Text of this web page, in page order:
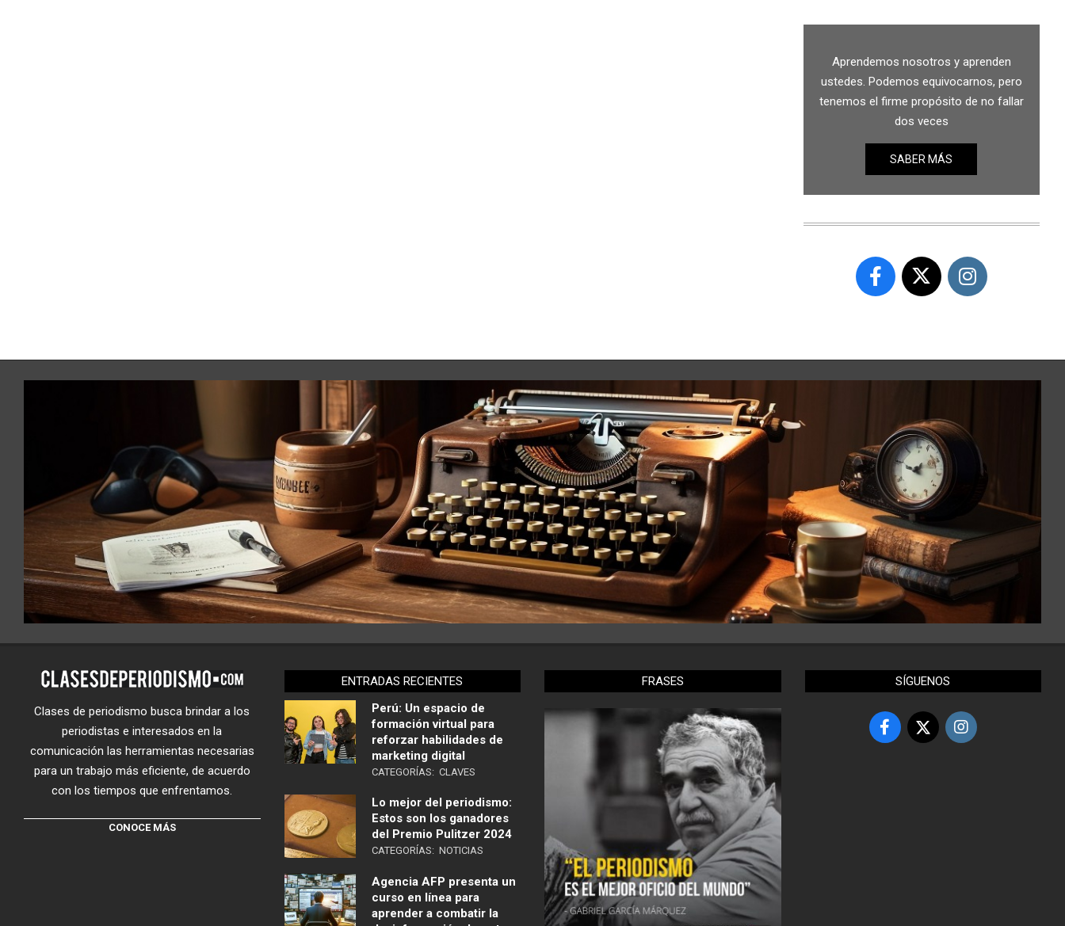
Aprendemos nosotros y aprenden
ustedes. Podemos equivocarnos, pero
tenemos el firme propósito de no fallar
dos veces
SABER MÁS
Clases de periodismo busca brindar a los
periodistas e interesados en la
comunicación las herramientas necesarias
para un trabajo más eficiente, de acuerdo
con los tiempos que enfrentamos.
CONOCE MÁS
ENTRADAS RECIENTES
Perú: Un espacio de
formación virtual para
reforzar habilidades de
marketing digital
CATEGORÍAS: CLAVES
Lo mejor del periodismo:
Estos son los ganadores
del Premio Pulitzer 2024
CATEGORÍAS: NOTICIAS
Agencia AFP presenta un
curso en línea para
aprender a combatir la
FRASES SÍGUENOS